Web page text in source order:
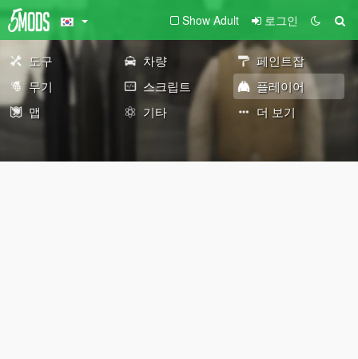
Show Adult 로그인
도구 차량
페인트잡
무기
스크립트
플레이어
맵
기타 더 보기